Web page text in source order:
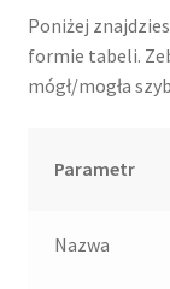
Poniżej
formie tabeli.
mógł/mogła
Parametr
Nazwa